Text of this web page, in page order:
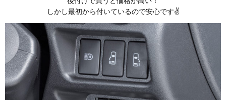
しかし最初から付いているので安心です✌